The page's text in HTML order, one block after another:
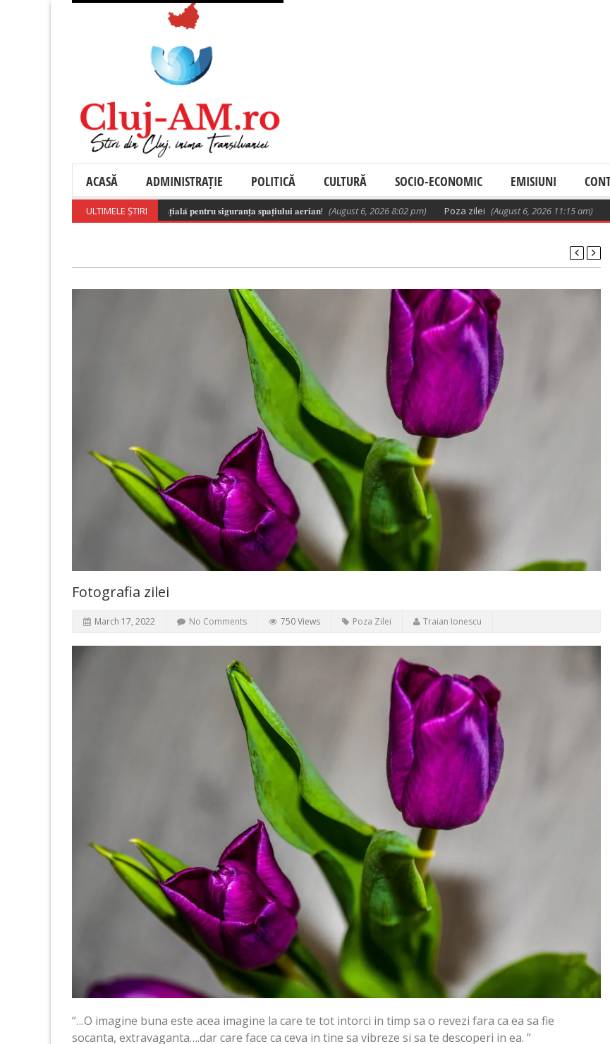
ACASĂ ADMINISTRAȚIE POLITICĂ CULTURĂ SOCIO-ECONOMIC EMISIUNI
ULTIMELE ȘTIRI
𝐫𝐞𝐬𝐩𝐨𝐧𝐬𝐚𝐛𝐢𝐥𝐚̆ 𝐚 𝐝𝐫𝐨𝐧𝐞𝐥𝐨𝐫 𝐞𝐬𝐭𝐞 𝐞𝐬𝐞𝐧𝐭̦𝐢𝐚𝐥𝐚̆ 𝐩𝐞𝐧𝐭𝐫𝐮 𝐬𝐢𝐠𝐮𝐫𝐚𝐧𝐭̦𝐚 𝐬𝐩𝐚𝐭̦𝐢𝐮𝐥𝐮𝐢 𝐚𝐞𝐫𝐢𝐚𝐧! (August 6, 2026 8:02 pm) Poza zilei (August 6, 2026 11:15 am)
Fotografia zilei
March 17, 2022 No Comments 750 Views Poza Zilei Traian Ionescu
“…O imagine buna este acea imagine la care te tot intorci in timp sa o revezi fara ca ea sa fie
socanta, extravaganta….dar care face ca ceva in tine sa vibreze si sa te descoperi in ea. ”